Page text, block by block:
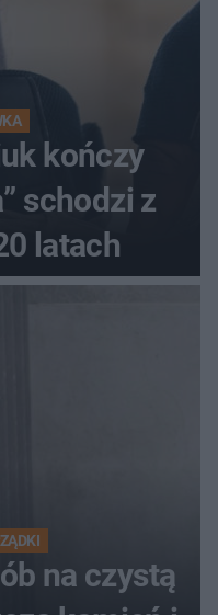
kończy
schodzi z
latach
na czystą